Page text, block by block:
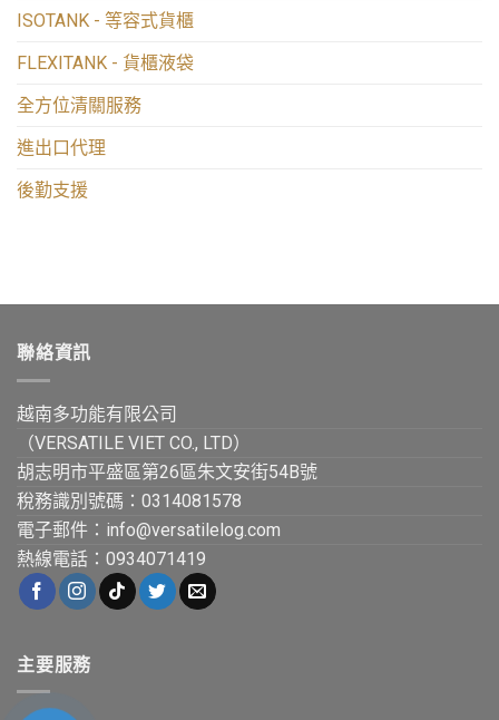
ISOTANK - 等容式貨櫃
FLEXITANK - 貨櫃液袋
全方位清關服務
進出口代理
後勤支援
聯絡資訊
越南多功能有限公司
（VERSATILE VIET CO., LTD）
胡志明市平盛區第26區朱文安街54B號
稅務識別號碼：0314081578
電子郵件：info@versatilelog.com
熱線電話：0934071419
主要服務